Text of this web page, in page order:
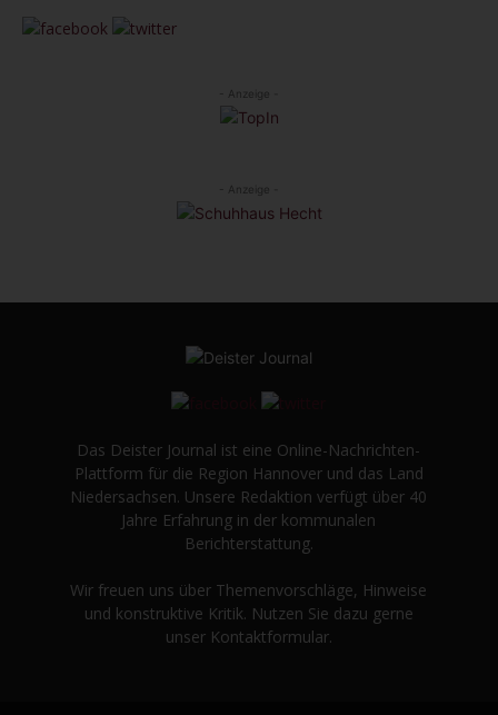
- Anzeige -
- Anzeige -
Das Deister Journal ist eine Online-Nachrichten-
Plattform für die Region Hannover und das Land
Niedersachsen. Unsere Redaktion verfügt über 40
Jahre Erfahrung in der kommunalen
Berichterstattung.
Wir freuen uns über Themenvorschläge, Hinweise
und konstruktive Kritik. Nutzen Sie dazu gerne
unser Kontaktformular.